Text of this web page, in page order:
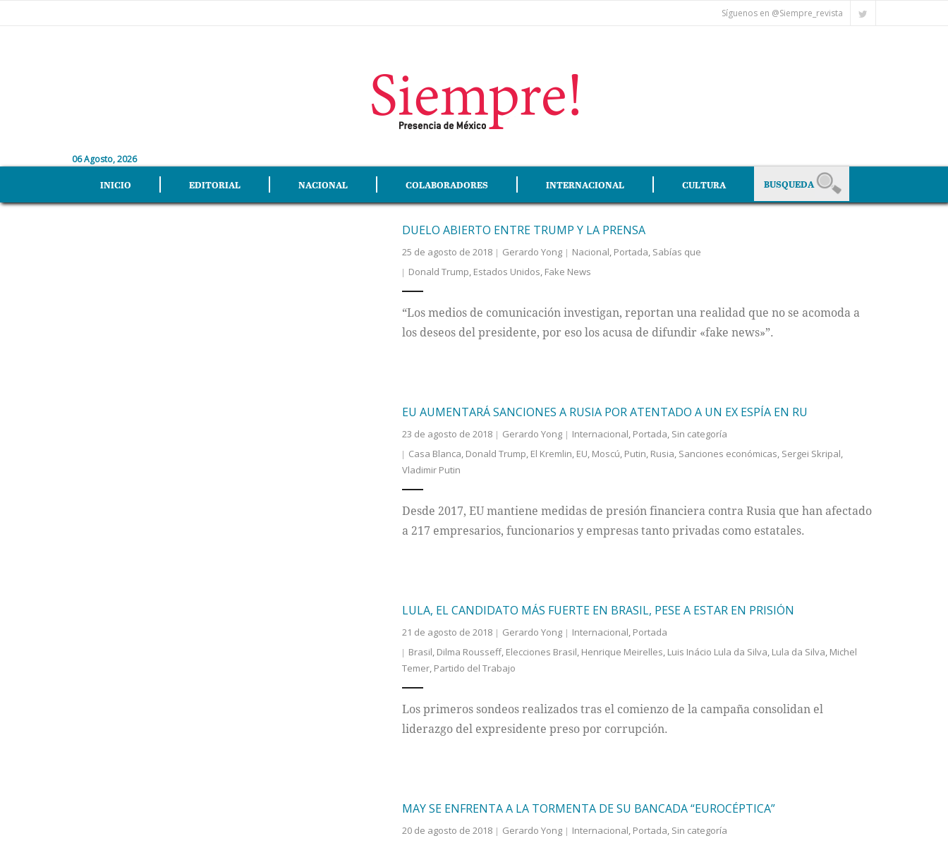
Síguenos en @Siempre_revista
06 Agosto, 2026
INICIO EDITORIAL NACIONAL COLABORADORES INTERNACIONAL CULTURA
DUELO ABIERTO ENTRE TRUMP Y LA PRENSA
25 de agosto de 2018 Gerardo Yong Nacional, Portada, Sabías que
Donald Trump, Estados Unidos, Fake News
“Los medios de comunicación investigan, reportan una realidad que no se acomoda a
los deseos del presidente, por eso los acusa de difundir «fake news»”.
EU AUMENTARÁ SANCIONES A RUSIA POR ATENTADO A UN EX ESPÍA EN RU
23 de agosto de 2018 Gerardo Yong Internacional, Portada, Sin categoría
Casa Blanca, Donald Trump, El Kremlin, EU, Moscú, Putin, Rusia, Sanciones económicas, Sergei Skripal,
Vladimir Putin
Desde 2017, EU mantiene medidas de presión financiera contra Rusia que han afectado
a 217 empresarios, funcionarios y empresas tanto privadas como estatales.
LULA, EL CANDIDATO MÁS FUERTE EN BRASIL, PESE A ESTAR EN PRISIÓN
21 de agosto de 2018 Gerardo Yong Internacional, Portada
Brasil, Dilma Rousseff, Elecciones Brasil, Henrique Meirelles, Luis Inácio Lula da Silva, Lula da Silva, Michel
Temer, Partido del Trabajo
Los primeros sondeos realizados tras el comienzo de la campaña consolidan el
liderazgo del expresidente preso por corrupción.
MAY SE ENFRENTA A LA TORMENTA DE SU BANCADA “EUROCÉPTICA”
20 de agosto de 2018 Gerardo Yong Internacional, Portada, Sin categoría